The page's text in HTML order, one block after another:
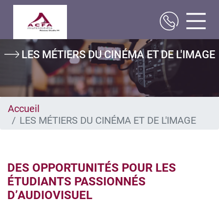
au
LES MÉTIERS DU CINÉMA ET DE L'IMAGE
Accueil
LES MÉTIERS DU CINÉMA ET DE L'IMAGE
DES OPPORTUNITÉS POUR LES
ÉTUDIANTS PASSIONNÉS
D’AUDIOVISUEL